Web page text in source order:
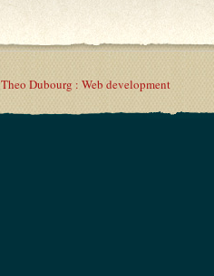
Theo Dubourg : Web development